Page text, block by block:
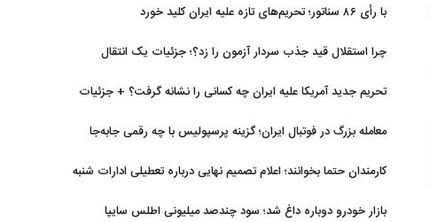
با رأی ۸۶ سناتور؛ تحریم‌های تازه علیه ایران کلید خورد
چرا استقلال قید جذب سردار آزمون را زد؟؛ جزئیات یک انتقال
تحریم جدید آمریکا علیه ایران چه کسانی را نشانه گرفت؟ + جزئیات
معامله بزرگ در فوتبال ایران؛ گزینه پرسپولیس با چه رقمی جابه‌جا
کارمندان حتما بخوانند؛ اعلام تصمیم نهایی درباره تعطیلی ادارات شنبه
بازار خودرو دوباره داغ شد؛ سود چندصد میلیونی اطلس سایپا